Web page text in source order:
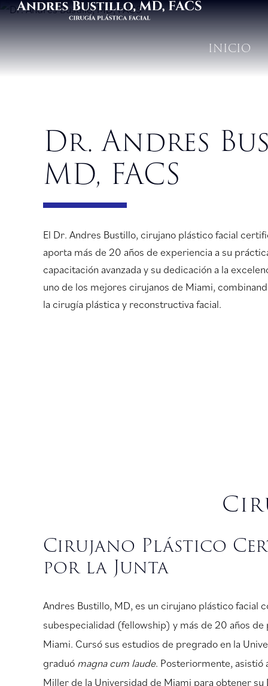
INICIO
Dr. Andres
MD, FACS
El Dr. Andres Bustillo, cirujano plástico facial
aporta más de 20 años de experiencia a su
capacitación avanzada y su dedicación a la
uno de los mejores cirujanos de Miami,
la cirugía plástica y reconstructiva facial.
Cirujano Plástico
por la Junta
Andres Bustillo, MD, es un cirujano plástico facial
subespecialidad (fellowship) y más de 20 años de
Miami. Cursó sus estudios de pregrado en la
graduó magna cum laude. Posteriormente, asistió
Miller de la Universidad de Miami para obtener